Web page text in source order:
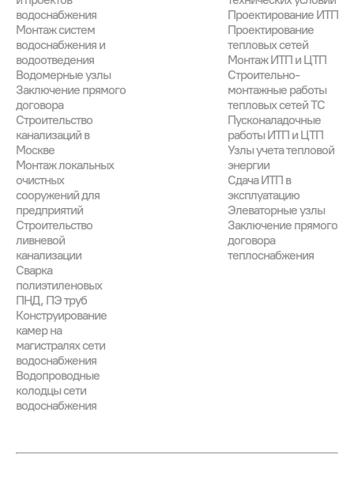
водоснабжения
Монтаж систем
водоснабжения и
водоотведения
Водомерные узлы
Заключение прямого
договора
Строительство
канализаций в
Москве
Монтаж локальных
очистных
сооружений для
предприятий
Строительство
ливневой
канализации
Сварка
полиэтиленовых
ПНД, ПЭ труб
Конструирование
камер на
магистралях сети
водоснабжения
Водопроводные
колодцы сети
водоснабжения
Проектирование ИТП
Проектирование
тепловых сетей
Монтаж ИТП и ЦТП
Строительно-
монтажные работы
тепловых сетей ТС
Пусконаладочные
работы ИТП и ЦТП
Узлы учета тепловой
энергии
Сдача ИТП в
эксплуатацию
Элеваторные узлы
Заключение прямого
договора
теплоснабжения